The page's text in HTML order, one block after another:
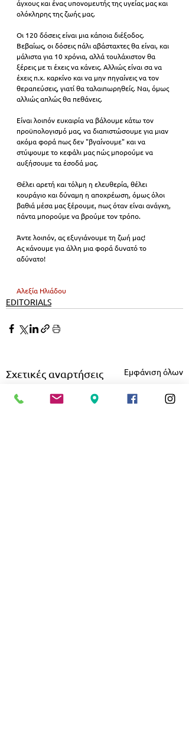
άγχους και ένας υπονομευτής της υγείας μας και
ολόκληρης της ζωής μας.
Οι 120 δόσεις είναι μια κάποια διέξοδος.
Βεβαίως, οι δόσεις πάλι αβάσταχτες θα είναι, και
μάλιστα για 10 χρόνια, αλλά τουλάχιστον θα
ξέρεις με τι έχεις να κάνεις. Αλλιώς είναι σα να
έχεις π.χ. καρκίνο και να μην πηγαίνεις να τον
θεραπεύσεις, γιατί θα ταλαιπωρηθείς. Ναι, όμως
αλλιώς απλώς θα πεθάνεις.
Είναι λοιπόν ευκαιρία να βάλουμε κάτω τον
προϋπολογισμό μας, να διαπιστώσουμε για μιαν
ακόμα φορά πως δεν "βγαίνουμε" και να
στύψουμε το κεφάλι μας πώς μπορούμε να
αυξήσουμε τα έσοδά μας.
Θέλει αρετή και τόλμη η ελευθερία, θέλει
κουράγιο και δύναμη η αποχρέωση, όμως όλοι
βαθιά μέσα μας ξέρουμε, πως όταν είναι ανάγκη,
πάντα μπορούμε να βρούμε τον τρόπο.
Άντε λοιπόν, ας εξυγιάνουμε τη ζωή μας!
Ας κάνουμε για άλλη μια φορά δυνατό το
αδύνατο!
Αλεξία Ηλιάδου
EDITORIALS
Σχετικές αναρτήσεις Εμφάνιση όλων